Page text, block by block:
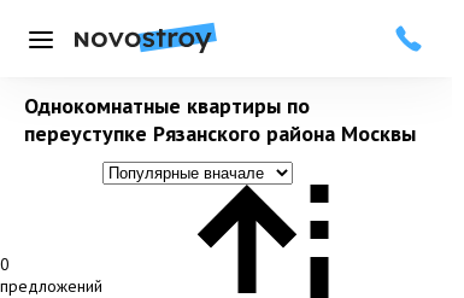
Меню
Однокомнатные квартиры по
переуступке Рязанского района Москвы
0
предложений